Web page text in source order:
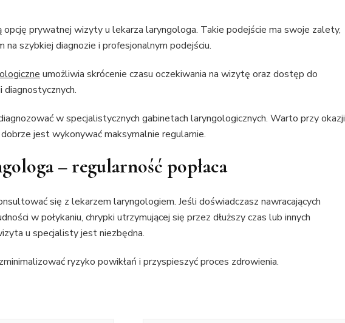
opcję prywatnej wizyty u lekarza laryngologa. Takie podejście ma swoje zalety,
na szybkiej diagnozie i profesjonalnym podejściu.
umożliwia skrócenie czasu oczekiwania na wizytę oraz dostęp do
w specjalistycznych gabinetach laryngologicznych. Warto przy okazji
jest wykonywać maksymalnie regularnie.
– regularność popłaca
się z lekarzem laryngologiem. Jeśli doświadczasz nawracających
w połykaniu, chrypki utrzymującej się przez dłuższy czas lub innych
u specjalisty jest niezbędna.
ryzyko powikłań i przyspieszyć proces zdrowienia.